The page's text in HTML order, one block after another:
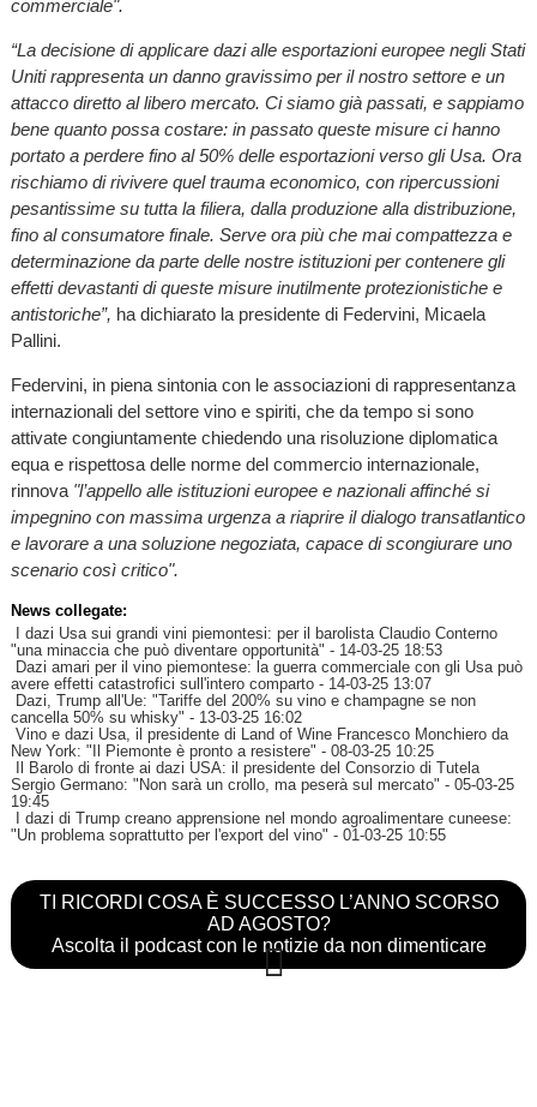
commerciale".
“La decisione di applicare dazi alle esportazioni europee negli Stati
Uniti rappresenta un danno gravissimo per il nostro settore e un
attacco diretto al libero mercato. Ci siamo già passati, e sappiamo
bene quanto possa costare: in passato queste misure ci hanno
portato a perdere fino al 50% delle esportazioni verso gli Usa. Ora
rischiamo di rivivere quel trauma economico, con ripercussioni
pesantissime su tutta la filiera, dalla produzione alla distribuzione,
fino al consumatore finale. Serve ora più che mai compattezza e
determinazione da parte delle nostre istituzioni per contenere gli
effetti devastanti di queste misure inutilmente protezionistiche e
antistoriche”, ha dichiarato la presidente di Federvini, Micaela
Pallini.
Federvini, in piena sintonia con le associazioni di rappresentanza
internazionali del settore vino e spiriti, che da tempo si sono
attivate congiuntamente chiedendo una risoluzione diplomatica
equa e rispettosa delle norme del commercio internazionale,
rinnova "l’appello alle istituzioni europee e nazionali affinché si
impegnino con massima urgenza a riaprire il dialogo transatlantico
e lavorare a una soluzione negoziata, capace di scongiurare uno
scenario così critico".
News collegate:
I dazi Usa sui grandi vini piemontesi: per il barolista Claudio Conterno
"una minaccia che può diventare opportunità" - 14-03-25 18:53
Dazi amari per il vino piemontese: la guerra commerciale con gli Usa può
avere effetti catastrofici sull'intero comparto- 14-03-25 13:07
Dazi, Trump all'Ue: "Tariffe del 200% su vino e champagne se non
cancella 50% su whisky" - 13-03-25 16:02
Vino e dazi Usa, il presidente di Land of Wine Francesco Monchiero da
New York: "Il Piemonte è pronto a resistere" - 08-03-25 10:25
Il Barolo di fronte ai dazi USA: il presidente del Consorzio di Tutela
Sergio Germano: "Non sarà un crollo, ma peserà sul mercato" - 05-03-25
19:45
I dazi di Trump creano apprensione nel mondo agroalimentare cuneese:
"Un problema soprattutto per l'export del vino" - 01-03-25 10:55
TI RICORDI COSA È SUCCESSO L’ANNO SCORSO
AD AGOSTO?
Ascolta il podcast con le notizie da non dimenticare